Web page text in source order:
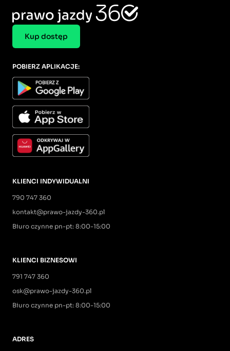
Kup dostęp
KLIENCI INDYWIDUALNI
790 747 360
kontakt@prawo-jazdy-360.pl
Biuro czynne pn-pt: 8:00-15:00
KLIENCI BIZNESOWI
791 747 360
osk@prawo-jazdy-360.pl
Biuro czynne pn-pt: 8:00-15:00
ADRES
POBIERZ APLIKACJE: